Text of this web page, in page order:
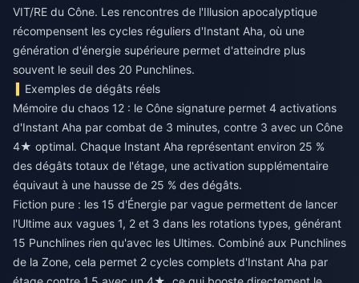
VIT/RE du Cône. Les rencontres de l'Illusion apocalyptique
récompensent les cycles réguliers d'Instant Aha, où une
génération d'énergie supérieure permet d'atteindre plus
souvent le seuil des 20 Punchlines.
Exemples de dégâts réels
Mémoire du chaos 12 : le Cône signature permet 4 activations
d'Instant Aha par combat de 3 minutes, contre 3 avec un Cône
4★ optimal. Chaque Instant Aha représentant environ 25 %
des dégâts totaux de l'étage, une activation supplémentaire
équivaut à une hausse de 25 % des dégâts.
Fiction pure : les 15 d'Énergie par vague permettent de lancer
l'Ultime aux vagues 1, 2 et 3 dans les rotations types, générant
15 Punchlines rien qu'avec les Ultimes. Combiné aux Punchlines
de la Zone, cela permet 2 cycles complets d'Instant Aha par